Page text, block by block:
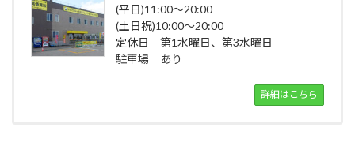
(平日)11:00～20:00
(土日祝)10:00～20:00
定休日 第1水曜日、第3水曜日
駐車場 あり
詳細はこちら